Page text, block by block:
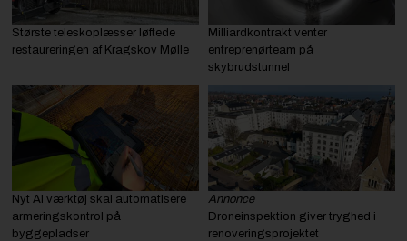
Største teleskoplæsser løftede
restaureringen af Kragskov Mølle
Milliardkontrakt venter
entreprenørteam på
skybrudstunnel
Nyt AI værktøj skal automatisere
armeringskontrol på
byggepladser
Annonce
Droneinspektion giver tryghed i
renoveringsprojektet